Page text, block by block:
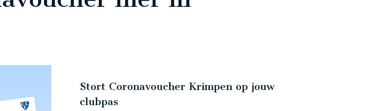
Stort Coronavoucher Krimpen op jouw
clubpas